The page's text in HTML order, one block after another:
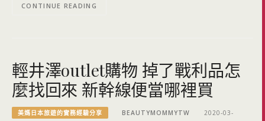
CONTINUE READING
輕井澤outlet購物 掉了戰利品怎
麼找回來 新幹線便當哪裡買
美媽日本旅遊的實務經驗分享 BEAUTYMOMMYTW
2020-03-